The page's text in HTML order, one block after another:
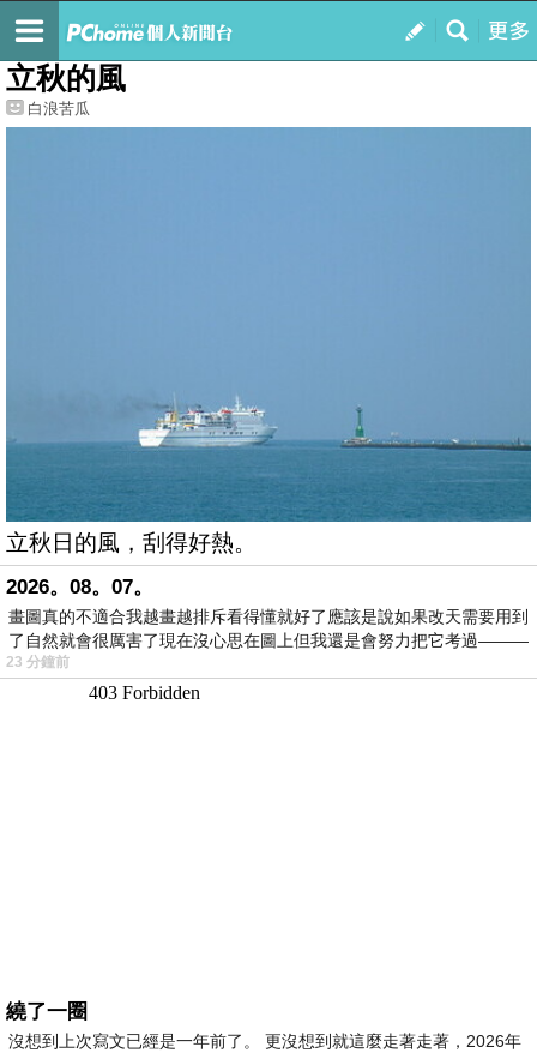
我的
最新文章
立秋的風
白浪苦瓜
立秋日的風，刮得好熱。
2026。08。07。
畫圖真的不適合我越畫越排斥看得懂就好了應該是說如果改天需要用到
了自然就會很厲害了現在沒心思在圖上但我還是會努力把它考過———
23 分鐘前
繞了一圈
沒想到上次寫文已經是一年前了。 更沒想到就這麼走著走著，2026年